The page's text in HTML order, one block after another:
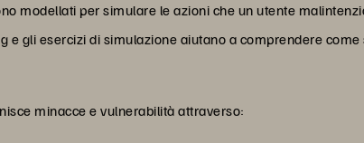
modellati per simulare le azioni che un utente
e gli esercizi di simulazione aiutano a comprendere
minacce e vulnerabilità attraverso: